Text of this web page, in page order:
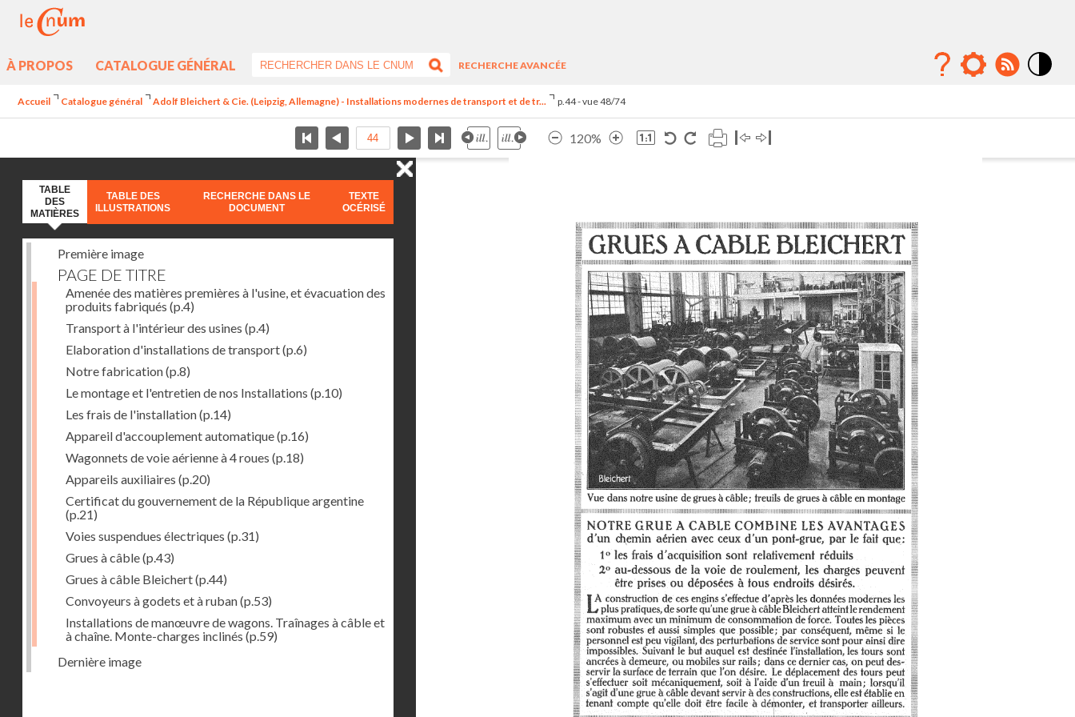
À PROPOS CATALOGUE GÉNÉRAL
RECHERCHE AVANCÉE
Accueil Catalogue général Adolf Bleichert & Cie. (Leipzig, Allemagne) - Installations modernes de transport et de tr... p.44 - vue 48/74
120%
TABLE
DES
MATIÈRES
TABLE DES
ILLUSTRATIONS
RECHERCHE DANS LE
DOCUMENT
TEXTE
OCÉRISÉ
Première image
PAGE DE TITRE
Amenée des matières premières à l'usine, et évacuation des
produits fabriqués (p.4)
Transport à l'intérieur des usines (p.4)
Elaboration d'installations de transport(p.6)
Notre fabrication(p.8)
Le montage et l'entretien de nos Installations (p.10)
Les frais de l'installation(p.14)
Appareil d'accouplement automatique(p.16)
Wagonnets de voie aérienne à 4 roues (p.18)
Appareils auxiliaires (p.20)
Certificat du gouvernement de la République argentine
(p.21)
Voies suspendues électriques (p.31)
Grues à câble(p.43)
Grues à câble Bleichert(p.44)
Convoyeurs à godets et à ruban(p.53)
Installations de manœuvre de wagons. Traînages à câble et
à chaîne. Monte-charges inclinés (p.59)
Dernière image